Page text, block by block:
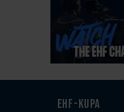
EHF-Kupa